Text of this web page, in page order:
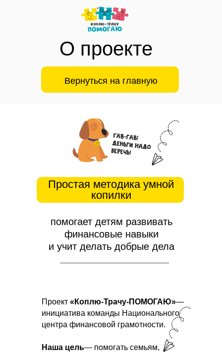
О проекте
Вернуться на главную
Простая методика умной
копилки
помогает детям развивать
финансовые навыки
и учит делать добрые дела
Проект «Коплю-Трачу-ПОМОГАЮ»—
инициатива команды Национального
центра финансовой грамотности.
Наша цель— помогать семьям,